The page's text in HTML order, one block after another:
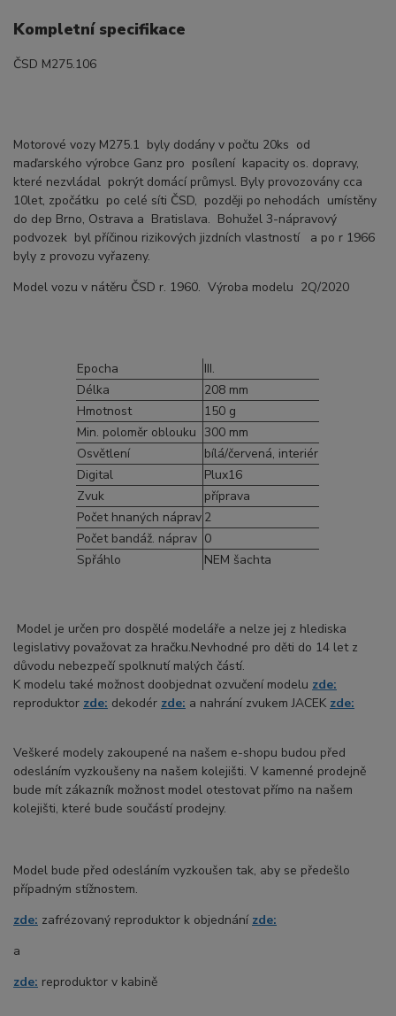
Kompletní specifikace
ČSD M275.106
Motorové vozy M275.1 byly dodány v počtu 20ks od
maďarského výrobce Ganz pro posílení kapacity os. dopravy,
které nezvládal pokrýt domácí průmysl. Byly provozovány cca
10let, zpočátku po celé síti ČSD, později po nehodách umístěny
do dep Brno, Ostrava a Bratislava. Bohužel 3-nápravový
podvozek byl příčinou rizikových jizdních vlastností a po r 1966
byly z provozu vyřazeny.
Model vozu v nátěru ČSD r. 1960. Výroba modelu 2Q/2020
Epocha
III.
Délka
208 mm
Hmotnost
150 g
Min. poloměr oblouku 300 mm
Osvětlení
bílá/červená, interiér
Digital
Plux16
Zvuk
příprava
Počet hnaných náprav 2
Počet bandáž. náprav 0
Spřáhlo
NEM šachta
Model je určen pro dospělé modeláře a nelze jej z hlediska
legislativy považovat za hračku.Nevhodné pro děti do 14 let z
důvodu nebezpečí spolknutí malých částí.
K modelu také možnost doobjednat ozvučení modelu zde:
reproduktor zde: dekodér zde: a nahrání zvukem JACEK zde:
Veškeré modely zakoupené na našem e-shopu budou před
odesláním vyzkoušeny na našem kolejišti. V kamenné prodejně
bude mít zákazník možnost model otestovat přímo na našem
kolejišti, které bude součástí prodejny.
Model bude před odesláním vyzkoušen tak, aby se předešlo
případným stížnostem.
zde: zafrézovaný reproduktor k objednání zde:
a
zde: reproduktor v kabině